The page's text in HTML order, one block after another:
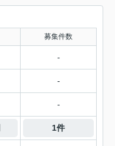
募集件数
-
-
-
1件